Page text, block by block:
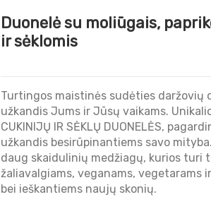
Duonelė su moliūgais,
ir sėklomis
Turtingos maistinės sudėties daržovių
užkandis Jums ir Jūsų vaikams.
CUKINIJŲ IR SĖKLŲ DUONELĖS,
užkandis besirūpinantiems savo
daug skaidulinių medžiagų, kurios turi
žaliavalgiams, veganams, vegetarams
bei ieškantiems naujų skonių.